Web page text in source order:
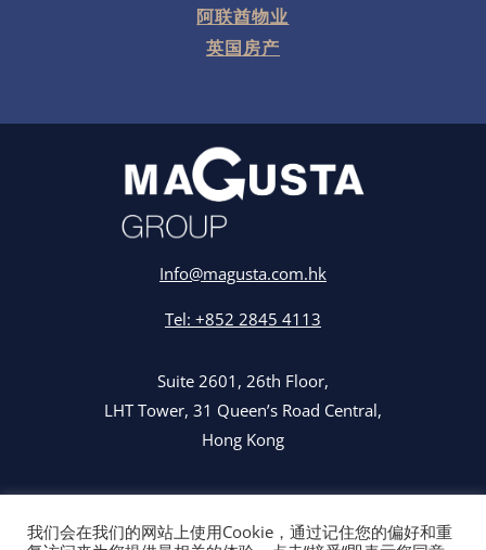
阿联酋物业
英国房产
Info@magusta.com.hk
Tel: +852 2845 4113
Suite 2601, 26th Floor,
LHT Tower, 31 Queen’s Road Central,
Hong Kong
条款
我们会在我们的网站上使用Cookie，通过记住您的偏好和重